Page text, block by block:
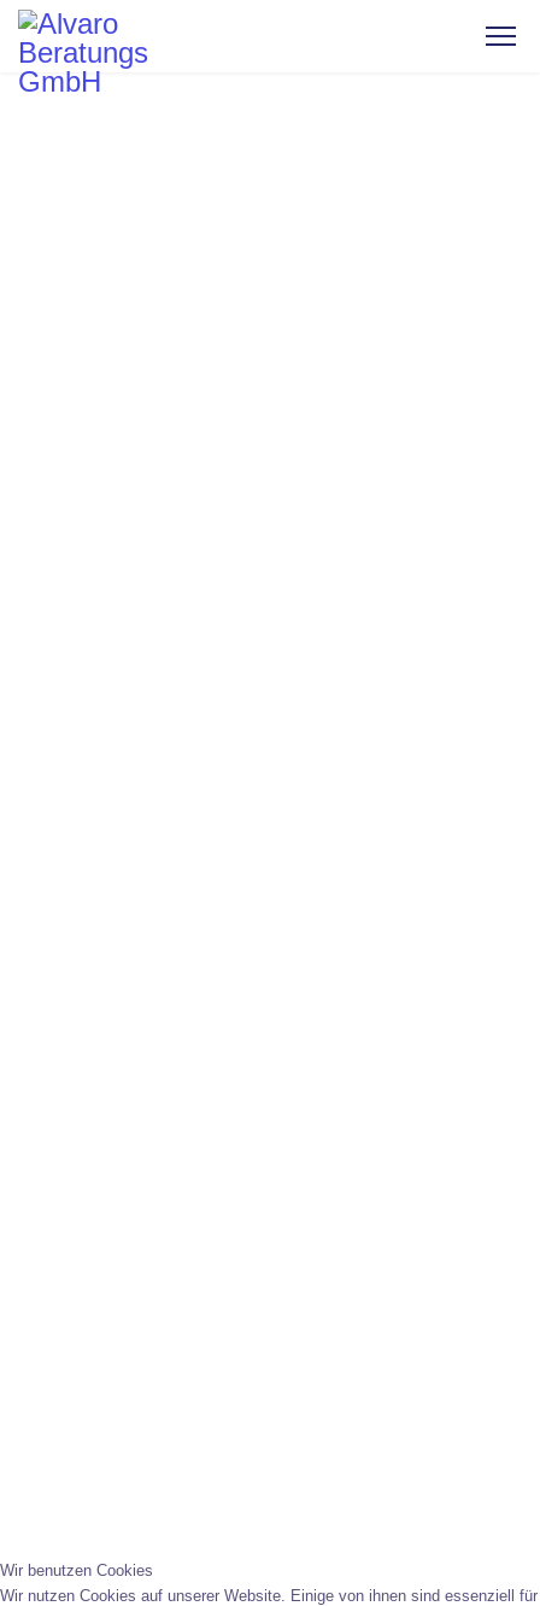
Wir benutzen Cookies
Wir nutzen Cookies auf unserer Website. Einige von ihnen sind essenziell für